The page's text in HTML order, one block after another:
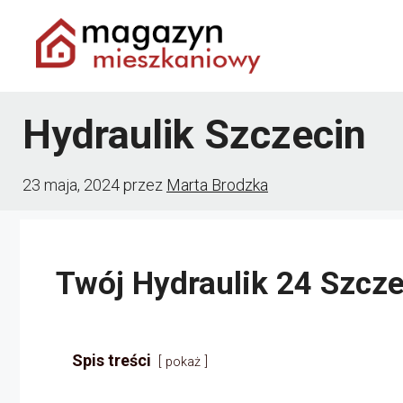
Hydraulik Szczecin
23 maja, 2024przez Marta Brodzka
Twój Hydraulik 24
Spis treści pokaż